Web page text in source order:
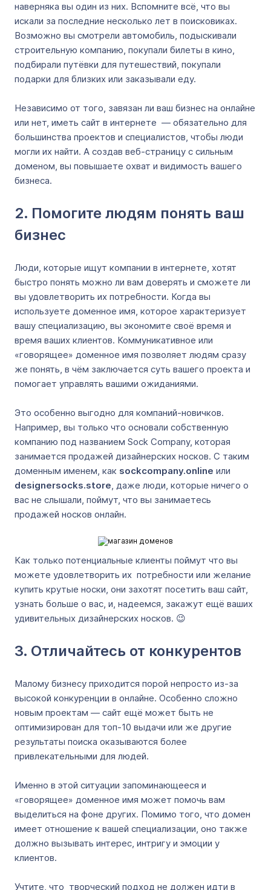
наверняка вы один из них. Вспомните всё, что вы
искали за последние несколько лет в поисковиках.
Возможно вы смотрели автомобиль, подыскивали
строительную компанию, покупали билеты в кино,
подбирали путёвки для путешествий, покупали
подарки для близких или заказывали еду.
Независимо от того, завязан ли ваш бизнес на онлайне
или нет, иметь сайт в интернете — обязательно для
большинства проектов и специалистов, чтобы люди
могли их найти. А создав веб-страницу с сильным
доменом, вы повышаете охват и видимость вашего
бизнеса.
2. Помогите людям понять ваш
бизнес
Люди, которые ищут компании в интернете, хотят
быстро понять можно ли вам доверять и сможете ли
вы удовлетворить их потребности. Когда вы
используете доменное имя, которое характеризует
вашу специализацию, вы экономите своё время и
время ваших клиентов. Коммуникативное или
«говорящее» доменное имя позволяет людям сразу
же понять, в чём заключается суть вашего проекта и
помогает управлять вашими ожиданиями.
Это особенно выгодно для компаний-новичков.
Например, вы только что основали собственную
компанию под названием Sock Company, которая
занимается продажей дизайнерских носков. С таким
доменным именем, как sockcompany.online или
designersocks.store, даже люди, которые ничего о
вас не слышали, поймут, что вы занимаетесь
продажей носков онлайн.
Как только потенциальные клиенты поймут что вы
можете удовлетворить их потребности или желание
купить крутые носки, они захотят посетить ваш сайт,
узнать больше о вас, и, надеемся, закажут ещё ваших
удивительных дизайнерских носков. 😉
3. Отличайтесь от конкурентов
Малому бизнесу приходится порой непросто из-за
высокой конкуренции в онлайне. Особенно сложно
новым проектам — сайт ещё может быть не
оптимизирован для топ-10 выдачи или же другие
результаты поиска оказываются более
привлекательными для людей.
Именно в этой ситуации запоминающееся и
«говорящее» доменное имя может помочь вам
выделиться на фоне других. Помимо того, что домен
имеет отношение к вашей специализации, оно также
должно вызывать интерес, интригу и эмоции у
клиентов.
Учтите, что творческий подход не должен идти в